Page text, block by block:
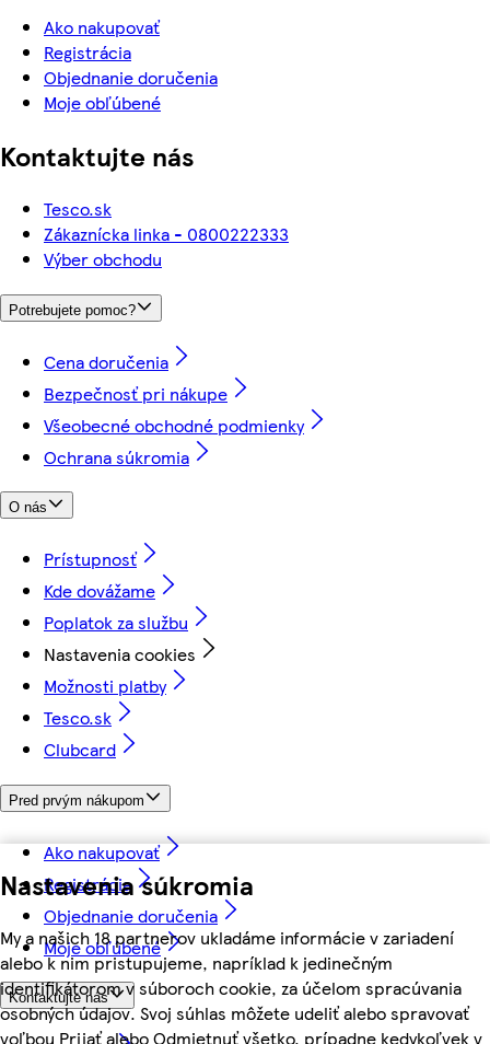
Nastavenia súkromia
My a našich 18 partnerov ukladáme informácie v zariadení
alebo k nim pristupujeme, napríklad k jedinečným
identifikátorom v súboroch cookie, za účelom spracúvania
osobných údajov. Svoj súhlas môžete udeliť alebo spravovať
voľbou Prijať alebo Odmietnuť všetko, prípadne kedykoľvek v
Ako nakupovať
Registrácia
Objednanie doručenia
Moje obľúbené
Kontaktujte nás
Tesco.sk
Zákaznícka linka - 0800222333
Výber obchodu
Potrebujete pomoc?
Cena doručenia
Bezpečnosť pri nákupe
Všeobecné obchodné podmienky
Ochrana súkromia
O nás
Prístupnosť
Kde dovážame
Poplatok za službu
Nastavenia cookies
Možnosti platby
Tesco.sk
Clubcard
Pred prvým nákupom
Ako nakupovať
Registrácia
Objednanie doručenia
Moje obľúbené
Kontaktujte nás